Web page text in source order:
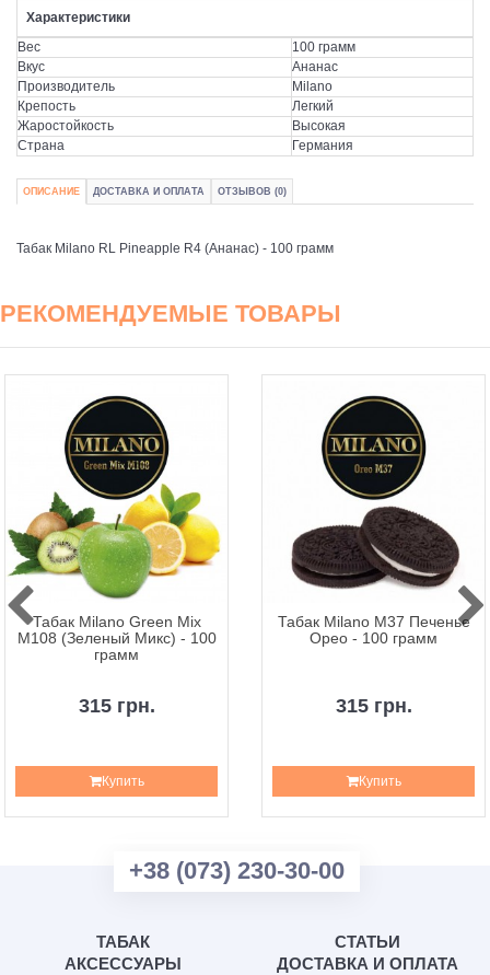
Характеристики
Вес
100 грамм
Вкус
Ананас
Производитель
Milano
Крепость
Легкий
Жаростойкость
Высокая
Страна
Германия
ОПИСАНИЕ ДОСТАВКА И ОПЛАТА ОТЗЫВОВ (0)
Табак Milano RL Pineapple R4 (Ананас) - 100 грамм
РЕКОМЕНДУЕМЫЕ ТОВАРЫ
Табак Milano Green Mix
M108 (Зеленый Микс) - 100
грамм
315 грн.
Купить
Табак Milano M37 Печенье
Орео - 100 грамм
315 грн.
Купить
+38 (073) 230-30-00
ТАБАК
АКСЕССУАРЫ
СТАТЬИ
ДОСТАВКА И ОПЛАТА